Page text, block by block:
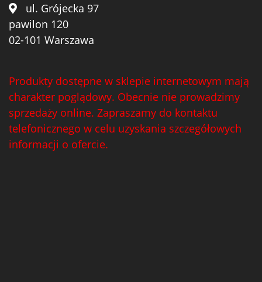
ul. Grójecka 97
pawilon 120
02-101 Warszawa
Produkty dostępne w sklepie internetowym mają
charakter poglądowy. Obecnie nie prowadzimy
sprzedaży online. Zapraszamy do kontaktu
telefonicznego w celu uzyskania szczegółowych
informacji o ofercie.